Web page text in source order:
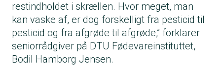
restindholdet i skrællen. Hvor meget, man
kan vaske af, er dog forskelligt fra pesticid til
pesticid og fra afgrøde til afgrøde,” forklarer
seniorrådgiver på DTU Fødevareinstituttet,
Bodil Hamborg Jensen.